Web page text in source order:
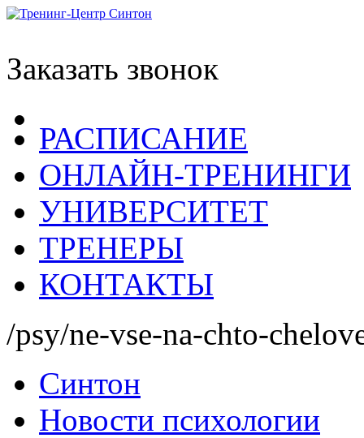
Заказать звонок
РАСПИСАНИЕ
ОНЛАЙН-ТРЕНИНГИ
УНИВЕРСИТЕТ
ТРЕНЕРЫ
КОНТАКТЫ
/psy/ne-vse-na-chto-
Синтон
Новости психологии